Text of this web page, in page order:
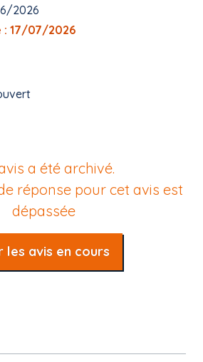
2026
: 17/07/2026
a été archivé.
réponse pour cet avis est
dépassée
les avis en cours